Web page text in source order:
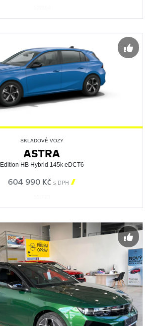
SKLADOVÉ VOZY
ASTRA
Edition HB Hybrid 145k eDCT6
604 990 Kč s DPH 